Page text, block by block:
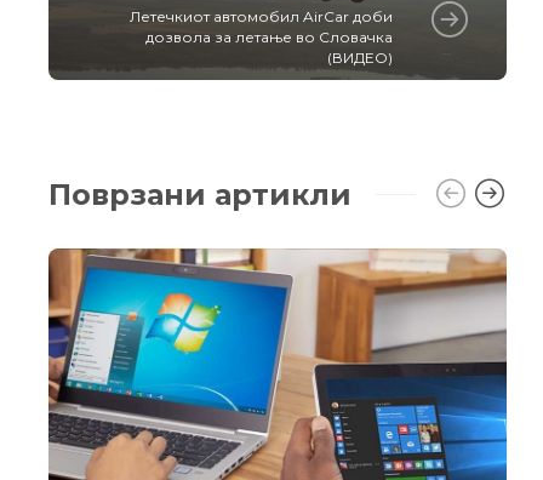
Летечкиот автомобил AirCar доби
дозвола за летање во Словачка
(ВИДЕО)
Поврзани артикли